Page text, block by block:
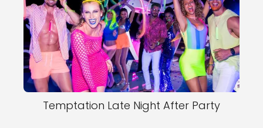
Temptation Late Night After Party